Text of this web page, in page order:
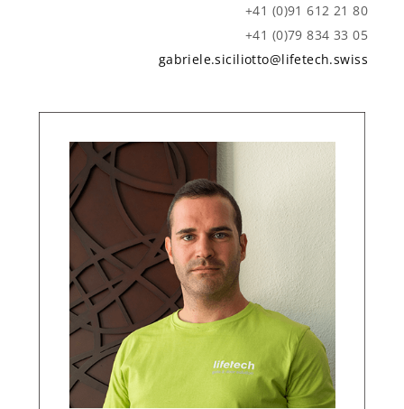
+41 (0)91 612 21 80
+41 (0)79 834 33 05
gabriele.siciliotto@lifetech.swiss